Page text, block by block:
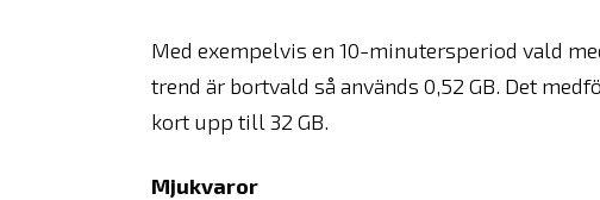
Med exempelvis en 10-minutersperiod vald
trend är bortvald så används 0,52 GB. Det
kort upp till 32 GB.
Mjukvaror